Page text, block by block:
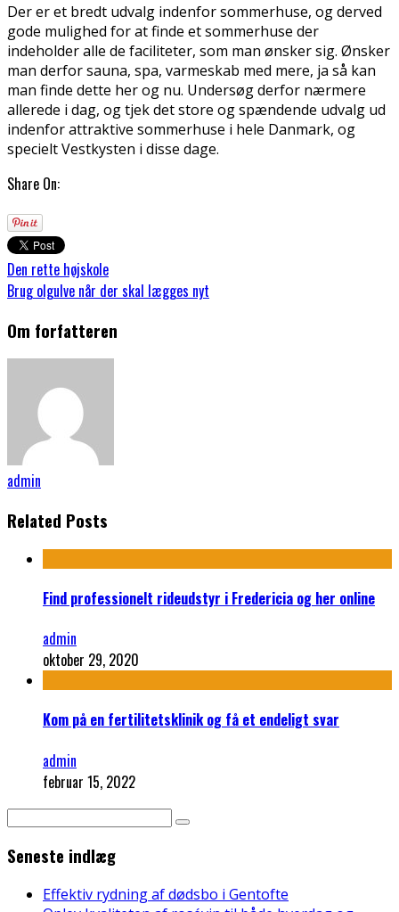
Der er et bredt udvalg indenfor sommerhuse, og derved
gode mulighed for at finde et sommerhuse der
indeholder alle de faciliteter, som man ønsker sig. Ønsker
man derfor sauna, spa, varmeskab med mere, ja så kan
man finde dette her og nu. Undersøg derfor nærmere
allerede i dag, og tjek det store og spændende udvalg ud
indenfor attraktive sommerhuse i hele Danmark, og
specielt Vestkysten i disse dage.
Share On:
Den rette højskole
Brug olgulve når der skal lægges nyt
Om forfatteren
admin
Related Posts
Find professionelt rideudstyr i Fredericia og her online
admin
oktober 29, 2020
Kom på en fertilitetsklinik og få et endeligt svar
admin
februar 15, 2022
Seneste indlæg
Effektiv rydning af dødsbo i Gentofte